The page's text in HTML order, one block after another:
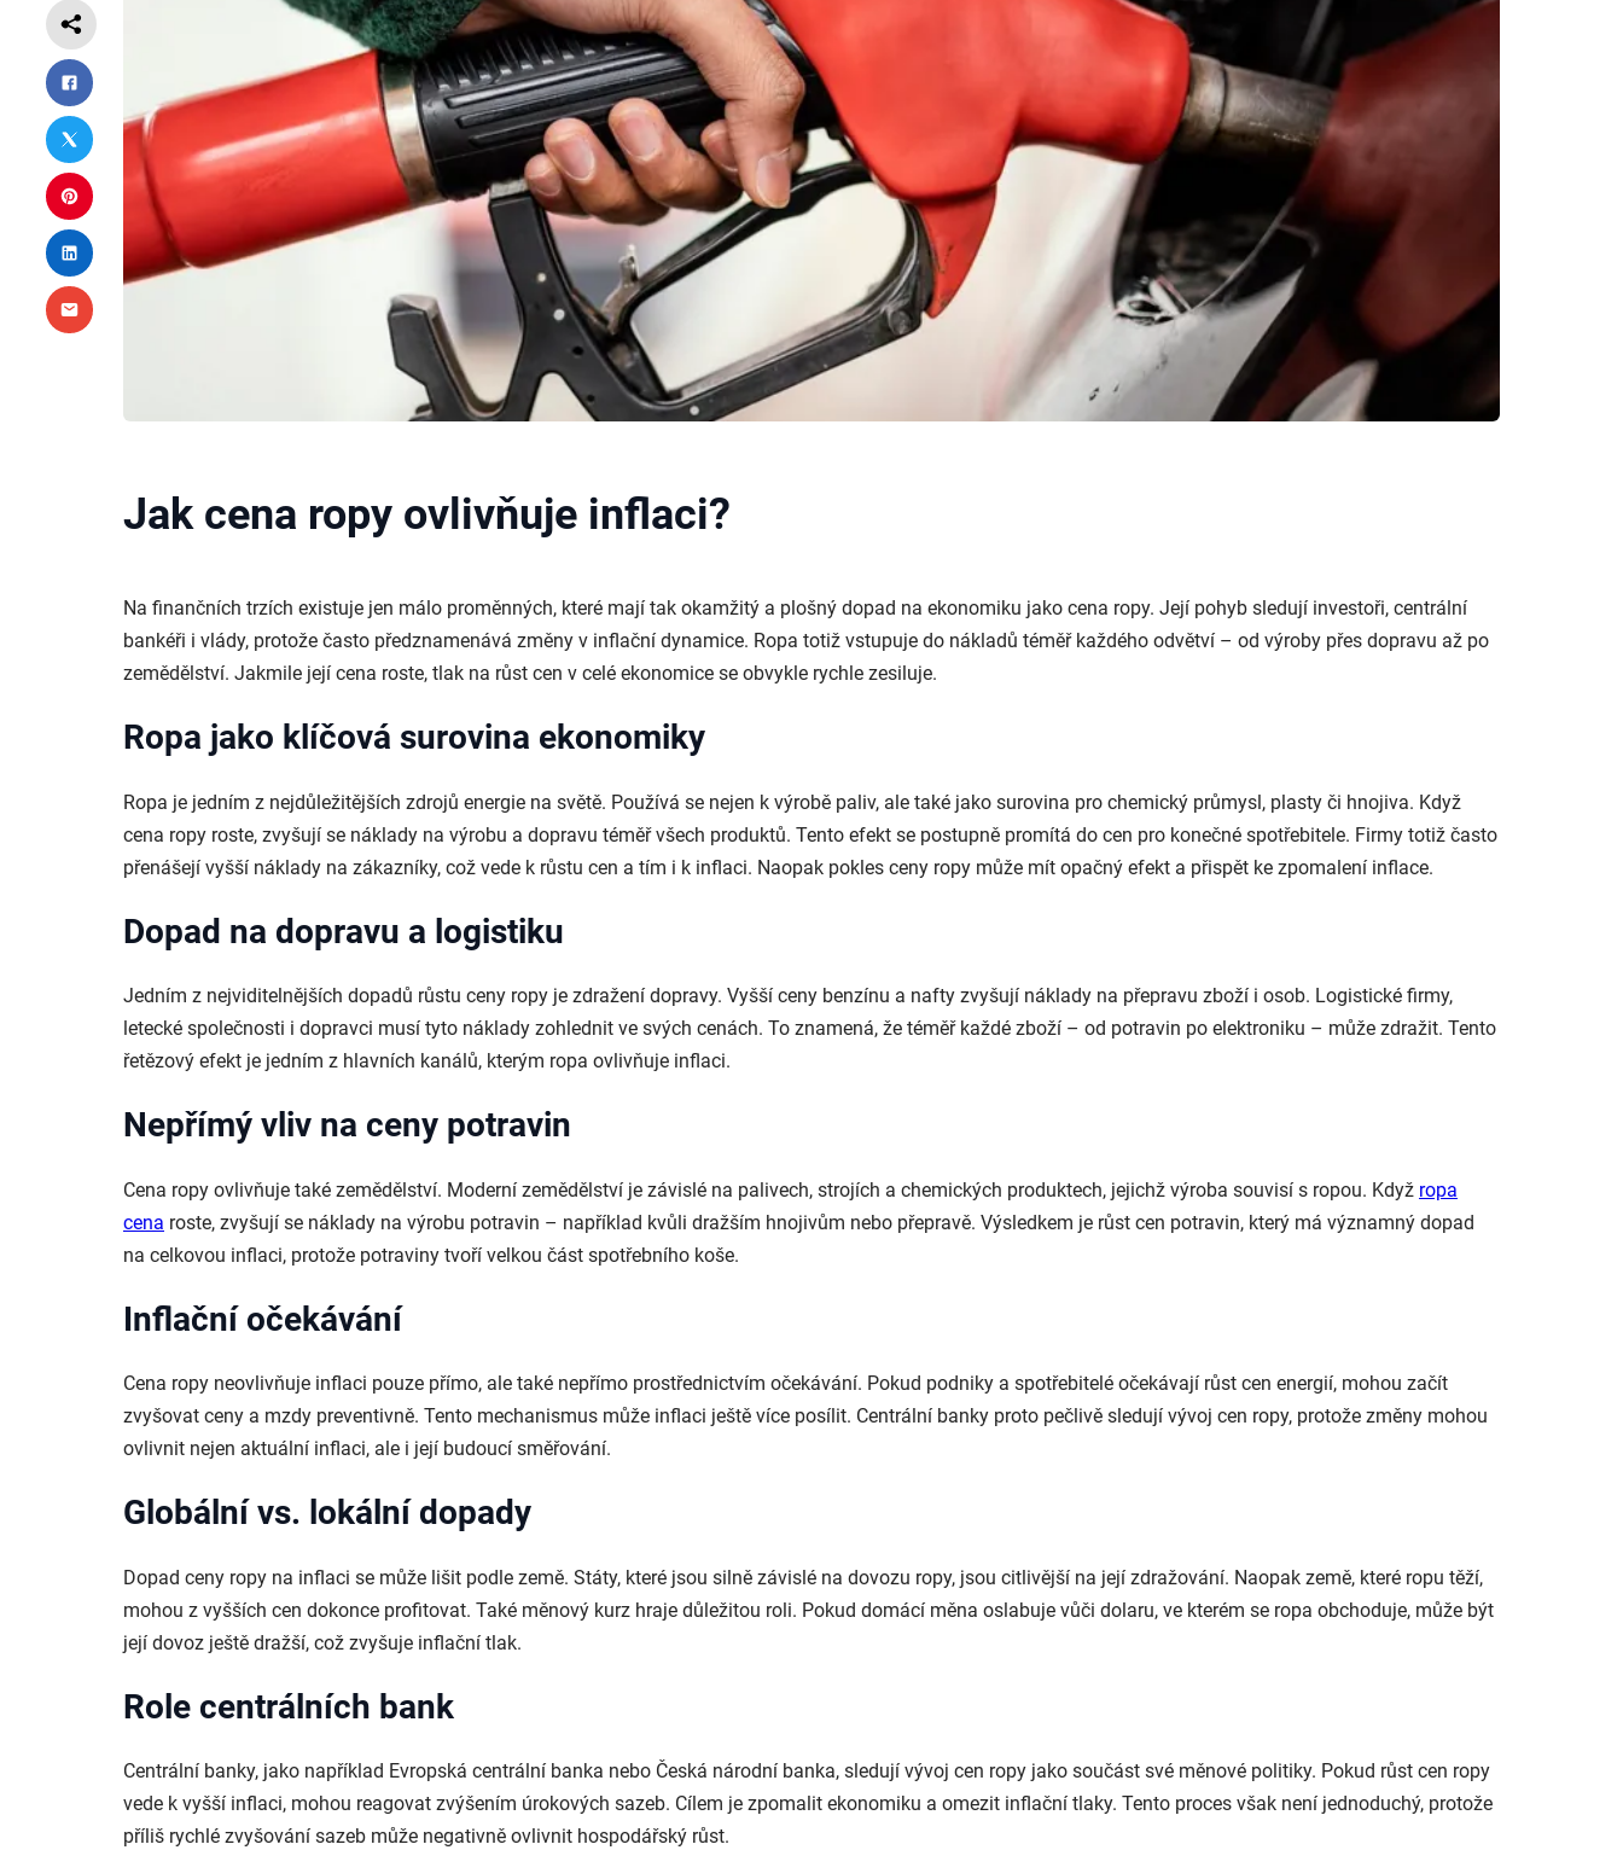
Jak cena ropy ovlivňuje inflaci?
Na finančních trzích existuje jen málo proměnných, které mají tak okamžitý a plošný dopad na ekonomiku jako cena ropy. Její pohyb sledují investoři, centrální
bankéři i vlády, protože často předznamenává změny v inflační dynamice. Ropa totiž vstupuje do nákladů téměř každého odvětví – od výroby přes dopravu až po
zemědělství. Jakmile její cena roste, tlak na růst cen v celé ekonomice se obvykle rychle zesiluje.
Ropa jako klíčová surovina ekonomiky
Ropa je jedním z nejdůležitějších zdrojů energie na světě. Používá se nejen k výrobě paliv, ale také jako surovina pro chemický průmysl, plasty či hnojiva. Když
cena ropy roste, zvyšují se náklady na výrobu a dopravu téměř všech produktů. Tento efekt se postupně promítá do cen pro konečné spotřebitele. Firmy totiž často
přenášejí vyšší náklady na zákazníky, což vede k růstu cen a tím i k inflaci. Naopak pokles ceny ropy může mít opačný efekt a přispět ke zpomalení inflace.
Dopad na dopravu a logistiku
Jedním z nejviditelnějších dopadů růstu ceny ropy je zdražení dopravy. Vyšší ceny benzínu a nafty zvyšují náklady na přepravu zboží i osob. Logistické firmy,
letecké společnosti i dopravci musí tyto náklady zohlednit ve svých cenách. To znamená, že téměř každé zboží – od potravin po elektroniku – může zdražit. Tento
řetězový efekt je jedním z hlavních kanálů, kterým ropa ovlivňuje inflaci.
Nepřímý vliv na ceny potravin
Cena ropy ovlivňuje také zemědělství. Moderní zemědělství je závislé na palivech, strojích a chemických produktech, jejichž výroba souvisí s ropou. Když ropa
cena roste, zvyšují se náklady na výrobu potravin – například kvůli dražším hnojivům nebo přepravě. Výsledkem je růst cen potravin, který má významný dopad
na celkovou inflaci, protože potraviny tvoří velkou část spotřebního koše.
Inflační očekávání
Cena ropy neovlivňuje inflaci pouze přímo, ale také nepřímo prostřednictvím očekávání. Pokud podniky a spotřebitelé očekávají růst cen energií, mohou začít
zvyšovat ceny a mzdy preventivně. Tento mechanismus může inflaci ještě více posílit. Centrální banky proto pečlivě sledují vývoj cen ropy, protože změny mohou
ovlivnit nejen aktuální inflaci, ale i její budoucí směřování.
Globální vs. lokální dopady
Dopad ceny ropy na inflaci se může lišit podle země. Státy, které jsou silně závislé na dovozu ropy, jsou citlivější na její zdražování. Naopak země, které ropu těží,
mohou z vyšších cen dokonce profitovat. Také měnový kurz hraje důležitou roli. Pokud domácí měna oslabuje vůči dolaru, ve kterém se ropa obchoduje, může být
její dovoz ještě dražší, což zvyšuje inflační tlak.
Role centrálních bank
Centrální banky, jako například Evropská centrální banka nebo Česká národní banka, sledují vývoj cen ropy jako součást své měnové politiky. Pokud růst cen ropy
vede k vyšší inflaci, mohou reagovat zvýšením úrokových sazeb. Cílem je zpomalit ekonomiku a omezit inflační tlaky. Tento proces však není jednoduchý, protože
příliš rychlé zvyšování sazeb může negativně ovlivnit hospodářský růst.